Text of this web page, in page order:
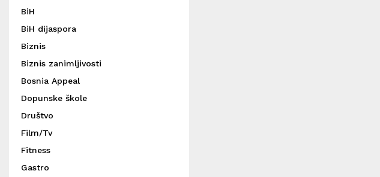
BiH
BiH dijaspora
Biznis
Biznis zanimljivosti
Bosnia Appeal
Dopunske škole
Društvo
Film/Tv
Fitness
Gastro